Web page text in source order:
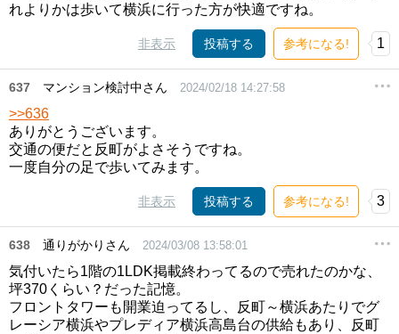
れよりかは歩いて横浜に行った方が快適ですね。
非表示 投稿する 参考になる! 1
637 マンション検討中さん 2024/02/18 14:27:58
>>636
ありがとうございます。
交通の便だと反町がよさそうですね。
一度自分の足で歩いてみます。
非表示 投稿する 参考になる! 3
638 通りがかりさん 2024/03/08 13:58:01
気付いたら1階の1LDK掲載終わってるので売れたのかな、
坪370くらい？だった記憶。
フロントタワーも開業迫ってるし、反町～横浜あたりでグ
レーシア横浜やプレディア横浜高島台の供給もあり、反町